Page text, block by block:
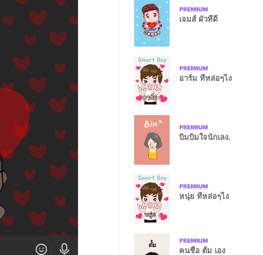
เจมส์ ผัวที่ดี
อาร์ม ที่หล่อๆไง
บิมบิมใจนักเลง.
หนุ่ย ที่หล่อๆไง
คนชื่อ ตั้ม เอง